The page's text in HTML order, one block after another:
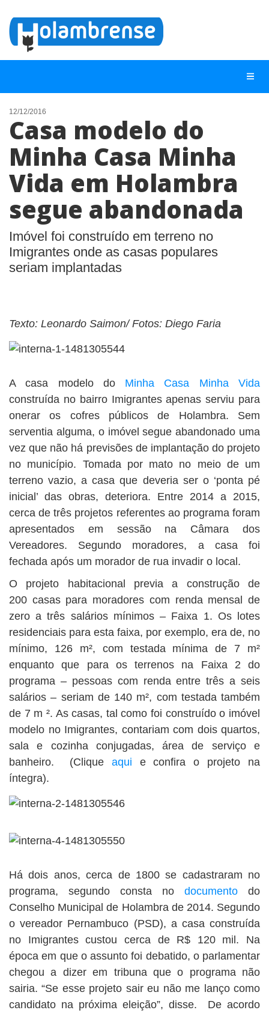
NOTÍCIAS
LISTA DIGITAL
TELEFONES ÚTEIS
ANUNCIE
BUSCAR
12/12/2016
Casa modelo do
Minha Casa Minha
Vida em Holambra
segue abandonada
Imóvel foi construído em terreno no
Imigrantes onde as casas populares
seriam implantadas
Texto: Leonardo Saimon/ Fotos: Diego Faria
A casa modelo do Minha Casa Minha Vida
construída no bairro Imigrantes apenas serviu para
onerar os cofres públicos de Holambra. Sem
serventia alguma, o imóvel segue abandonado uma
vez que não há previsões de implantação do projeto
no município. Tomada por mato no meio de um
terreno vazio, a casa que deveria ser o ‘ponta pé
inicial’ das obras, deteriora. Entre 2014 a 2015,
cerca de três projetos referentes ao programa foram
apresentados em sessão na Câmara dos
Vereadores. Segundo moradores, a casa foi
fechada após um morador de rua invadir o local.
O projeto habitacional previa a construção de
200 casas para moradores com renda mensal de
zero a três salários mínimos – Faixa 1. Os lotes
residenciais para esta faixa, por exemplo, era de, no
mínimo, 126 m², com testada mínima de 7 m²
enquanto que para os terrenos na Faixa 2 do
programa – pessoas com renda entre três a seis
salários – seriam de 140 m², com testada também
de 7 m ². As casas, tal como foi construído o imóvel
modelo no Imigrantes, contariam com dois quartos,
sala e cozinha conjugadas, área de serviço e
banheiro. (Clique aqui e confira o projeto na
íntegra).
Há dois anos, cerca de 1800 se cadastraram no
programa, segundo consta no documento do
Conselho Municipal de Holambra de 2014. Segundo
o vereador Pernambuco (PSD), a casa construída
no Imigrantes custou cerca de R$ 120 mil. Na
época em que o assunto foi debatido, o parlamentar
chegou a dizer em tribuna que o programa não
sairia. “Se esse projeto sair eu não me lanço como
candidato na próxima eleição”, disse. De acordo